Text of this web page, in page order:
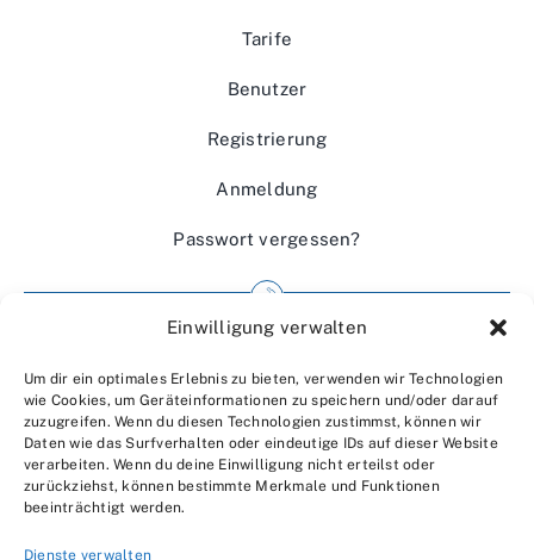
Einwilligung verwalten
Um dir ein optimales Erlebnis zu bieten, verwenden wir Technologien
wie Cookies, um Geräteinformationen zu speichern und/oder darauf
zuzugreifen. Wenn du diesen Technologien zustimmst, können wir
Daten wie das Surfverhalten oder eindeutige IDs auf dieser Website
verarbeiten. Wenn du deine Einwilligung nicht erteilst oder
zurückziehst, können bestimmte Merkmale und Funktionen
beeinträchtigt werden.
Dienste verwalten
Tarife
Benutzer
Registrierung
Anmeldung
Passwort vergessen?
Wir über uns
Kontakt
Datenschutzerklärung